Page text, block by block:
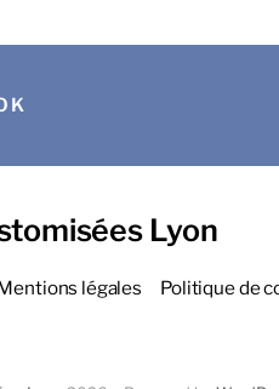
Lyon
légales Politique de